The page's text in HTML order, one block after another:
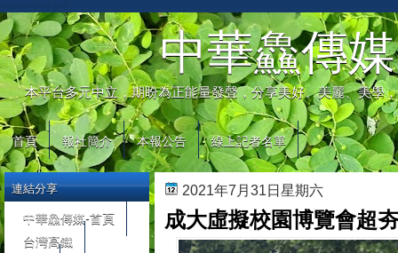
中華鱻傳媒
本平台多元中立，期盼為正能量發聲，分享美好、美麗、美學
首頁 報社簡介 本報公告 線上記者名單
2021年7月31日星期六
成大虛擬校園博覽會超
連結分享
中華鱻傳媒-首頁
台灣高鐵